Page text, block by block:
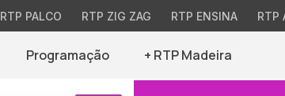
RTP PALCO RTP ZIG ZAG RTP ENSINA RTP
Programação + RTP Madeira